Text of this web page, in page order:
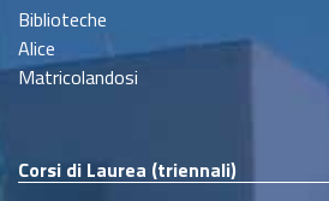
Biblioteche
Alice
Matricolandosi
Corsi di Laurea (triennali)